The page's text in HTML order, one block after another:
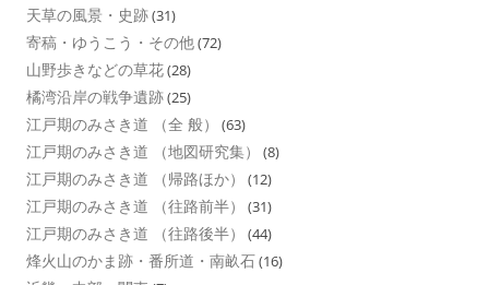
天草の風景・史跡(31)
寄稿・ゆうこう・その他(72)
山野歩きなどの草花(28)
橘湾沿岸の戦争遺跡(25)
江戸期のみさき道 （全 般） (63)
江戸期のみさき道 （地図研究集） (8)
江戸期のみさき道 （帰路ほか） (12)
江戸期のみさき道 （往路前半） (31)
江戸期のみさき道 （往路後半） (44)
烽火山のかま跡・番所道・南畝石(16)